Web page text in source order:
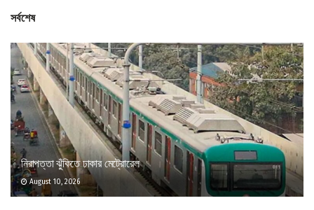
সর্বশেষ
নিরাপত্তা ঝুঁকিতে ঢাকার মেট্রোরেল
August 10, 2026